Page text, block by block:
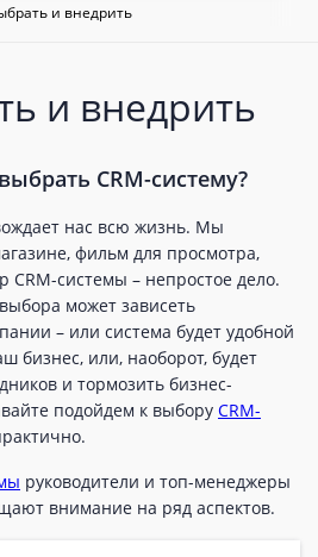
и внедрить
и внедрить
CRM-систему?
нас всю жизнь. Мы
фильм для просмотра,
CRM-системы – непростое дело.
может зависеть
– или система будет удобной
бизнес, или, наоборот, будет
и тормозить бизнес-
подойдем к выбору CRM-
руководители и топ-менеджеры
внимание на ряд аспектов.